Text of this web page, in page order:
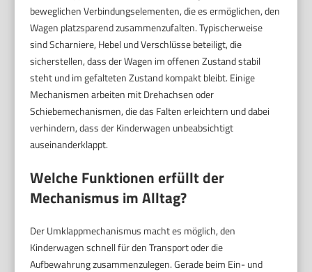
beweglichen Verbindungselementen, die es ermöglichen, den
Wagen platzsparend zusammenzufalten. Typischerweise
sind Scharniere, Hebel und Verschlüsse beteiligt, die
sicherstellen, dass der Wagen im offenen Zustand stabil
steht und im gefalteten Zustand kompakt bleibt. Einige
Mechanismen arbeiten mit Drehachsen oder
Schiebemechanismen, die das Falten erleichtern und dabei
verhindern, dass der Kinderwagen unbeabsichtigt
auseinanderklappt.
Welche Funktionen erfüllt der
Mechanismus im Alltag?
Der Umklappmechanismus macht es möglich, den
Kinderwagen schnell für den Transport oder die
Aufbewahrung zusammenzulegen. Gerade beim Ein- und